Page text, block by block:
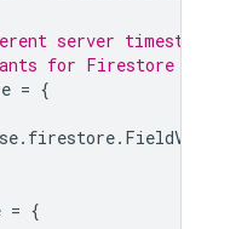
server
for Firestore
= {
. firestore. FieldValue
= {